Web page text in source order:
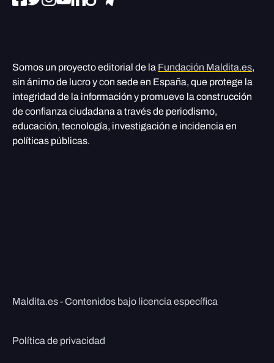
Somos un proyecto editorial de la Fundación Maldita.es,
sin ánimo de lucro y con sede en España, que protege la
integridad de la información y promueve la construcción
de confianza ciudadana a través de periodismo,
educación, tecnología, investigación e incidencia en
políticas públicas.
Maldita.es - Contenidos bajo licencia específica
Política de privacidad